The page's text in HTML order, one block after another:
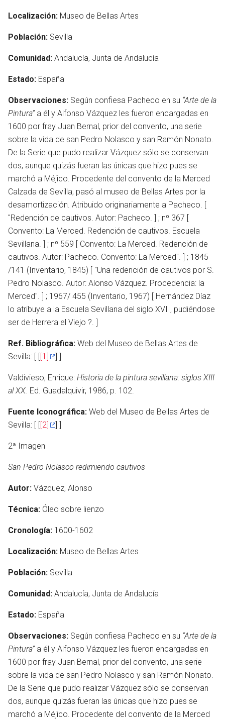
en
Localización: Museo de Bellas Artes
Población: Sevilla
Comunidad: Andalucía, Junta de Andalucía
Estado: España
Observaciones: Según confiesa Pacheco en su “Arte de la
Pintura”a él y Alfonso Vázquez les fueron encargadas en
1600 por fray Juan Bernal, prior del convento, una serie
sobre la vida de san Pedro Nolasco y san Ramón Nonato.
De la Serie que pudo realizar Vázquez sólo se conservan
dos, aunque quizás fueran las únicas que hizo pues se
marchó a Méjico. Procedente del convento de la Merced
Calzada de Sevilla, pasó al museo de Bellas Artes por la
desamortización. Atribuido originariamente a Pacheco. [
"Redención de cautivos. Autor: Pacheco. ] ; nº 367 [
Convento: La Merced. Redención de cautivos. Escuela
Sevillana. ] ; nº 559 [ Convento: La Merced. Redención de
cautivos. Autor: Pacheco. Convento: La Merced". ] ; 1845
/141 (Inventario, 1845) [ "Una redención de cautivos por S.
Pedro Nolasco. Autor: Alonso Vázquez. Procedencia: la
Merced". ] ; 1967/ 455 (Inventario, 1967) [ Hernández Díaz
lo atribuye a la Escuela Sevillana del siglo XVII, pudiéndose
ser de Herrera el Viejo ?. ]
Ref. Bibliográfica: Web del Museo de Bellas Artes de
Sevilla: [ [[1] ] ]
Valdivieso, Enrique: Historia de la pintura sevillana: siglos XIII
al XX. Ed. Guadalquivir, 1986, p. 102.
Fuente Iconográfica: Web del Museo de Bellas Artes de
Sevilla: [ [[2] ] ]
2ª Imagen
San Pedro Nolasco redimiendo cautivos
Autor: Vázquez, Alonso
Técnica: Óleo sobre lienzo
Cronología: 1600-1602
Localización: Museo de Bellas Artes
Población: Sevilla
Comunidad: Andalucía, Junta de Andalucía
Estado: España
Observaciones: Según confiesa Pacheco en su “Arte de la
Pintura”a él y Alfonso Vázquez les fueron encargadas en
1600 por fray Juan Bernal, prior del convento, una serie
sobre la vida de san Pedro Nolasco y san Ramón Nonato.
De la Serie que pudo realizar Vázquez sólo se conservan
dos, aunque quizás fueran las únicas que hizo pues se
marchó a Méjico. Procedente del convento de la Merced